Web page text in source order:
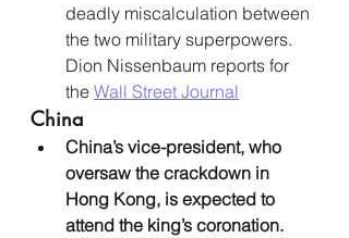
deadly miscalculation between
the two military superpowers.
Dion Nissenbaum reports for
the Wall Street Journal
China
China’s vice-president, who
oversaw the crackdown in
Hong Kong, is expected to
attend the king’s coronation.